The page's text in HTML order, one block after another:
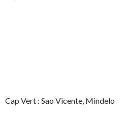
Cap Vert : Sao Vicente, Mindelo